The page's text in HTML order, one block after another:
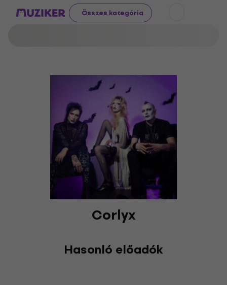
Összes kategória
Corlyx
Hasonló előadók